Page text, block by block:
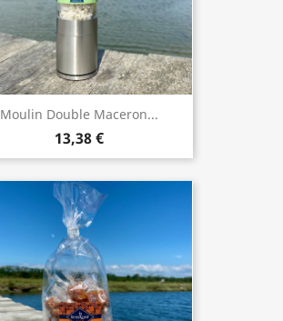
Moulin Double Maceron...
13,38 €